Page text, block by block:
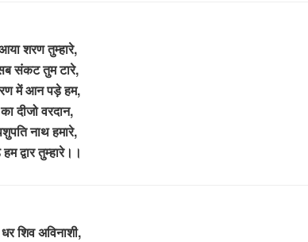
शरण तुम्हारे,
संकट तुम टारे,
में आन पड़े हम,
दीजो वरदान,
नाथ हमारे,
द्वार तुम्हारे।।
शिव अविनाशी,